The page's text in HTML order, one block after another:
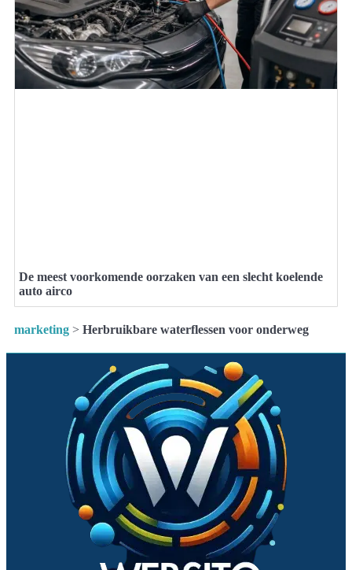
De meest voorkomende oorzaken van een slecht koelende
auto airco
marketing > Herbruikbare waterflessen voor onderweg